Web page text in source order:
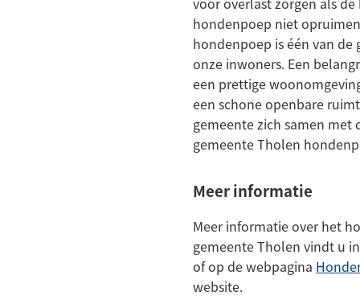
hondenpoep niet
hondenpoep is één van de
onze inwoners. Een
een prettige
een schone openbare
gemeente zich samen met
gemeente Tholen
Meer informatie
Meer informatie over het
gemeente Tholen vindt u
of op de webpagina
website.